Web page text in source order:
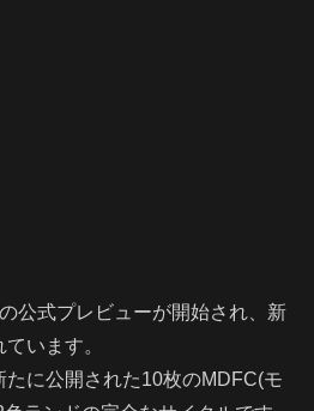
公式プレビューが開始され、新
います。
に公開された10枚のMDFC(モ